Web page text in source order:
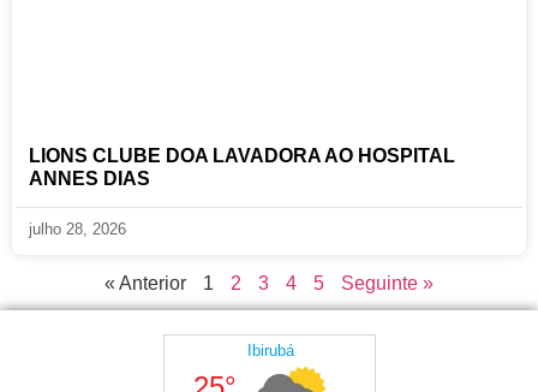
LIONS CLUBE DOA LAVADORA AO HOSPITAL
ANNES DIAS
julho 28, 2026
« Anterior 1 2 3 4 5 Seguinte »